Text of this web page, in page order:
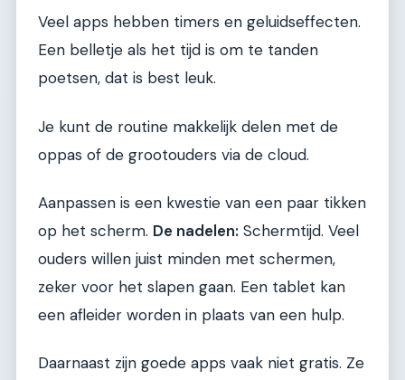
Veel apps hebben timers en geluidseffecten.
Een belletje als het tijd is om te tanden
poetsen, dat is best leuk.
Je kunt de routine makkelijk delen met de
oppas of de grootouders via de cloud.
Aanpassen is een kwestie van een paar tikken
op het scherm. De nadelen: Schermtijd. Veel
ouders willen juist minden met schermen,
zeker voor het slapen gaan. Een tablet kan
een afleider worden in plaats van een hulp.
Daarnaast zijn goede apps vaak niet gratis. Ze